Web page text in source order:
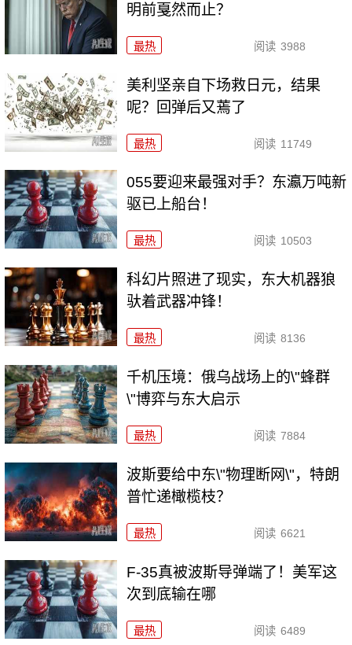
明前戛然而止？
最热 阅读 3988
美利坚亲自下场救日元，结果
呢？回弹后又蔫了
最热 阅读 11749
055要迎来最强对手？东瀛万吨新
驱已上船台！
最热 阅读 10503
科幻片照进了现实，东大机器狼
驮着武器冲锋！
最热 阅读 8136
千机压境：俄乌战场上的\"蜂群
\"博弈与东大启示
最热 阅读 7884
波斯要给中东\"物理断网\"，特朗
普忙递橄榄枝？
最热 阅读 6621
F-35真被波斯导弹端了！美军这
次到底输在哪
最热 阅读 6489